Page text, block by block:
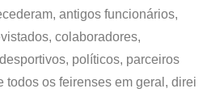
antigos funcionários,
colaboradores,
políticos, parceiros
todos os feirenses em geral, direi